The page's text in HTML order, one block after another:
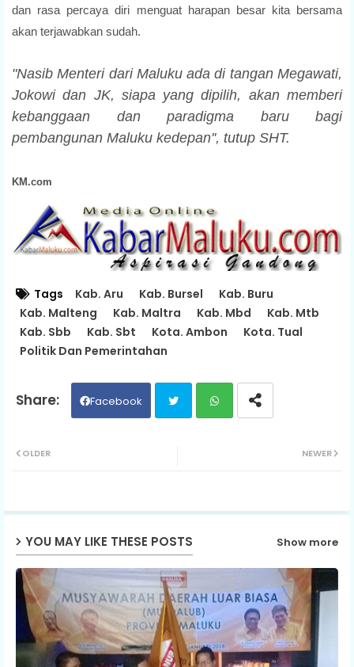
dan rasa percaya diri menguat harapan besar kita bersama
akan terjawabkan sudah.
"Nasib Menteri dari Maluku ada di tangan Megawati,
Jokowi dan JK, siapa yang dipilih, akan memberi
kebanggaan dan paradigma baru bagi
pembangunan Maluku kedepan'', tutup SHT.
KM.com
Tags Kab. Aru Kab. Bursel
Kab. Buru
Kab. Malteng
Kab. Maltra Kab. Mbd
Kab. Mtb
Kab. Sbb
Kab. Sbt Kota. Ambon
Kota. Tual
Politik Dan Pemerintahan
Facebook
ap
NEWER
OLDER
YOU MAY LIKE THESE POSTS Show more